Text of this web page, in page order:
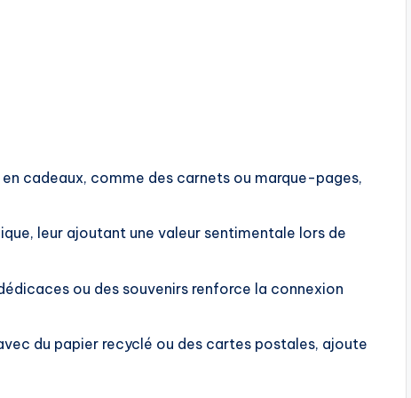
cadeaux, comme des carnets ou marque-pages,
leur ajoutant une valeur sentimentale lors de
ou des souvenirs renforce la connexion
du papier recyclé ou des cartes postales, ajoute